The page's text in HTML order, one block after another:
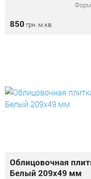
850 грн. м.кв.
Облицовочная
Белый 209x49 мм